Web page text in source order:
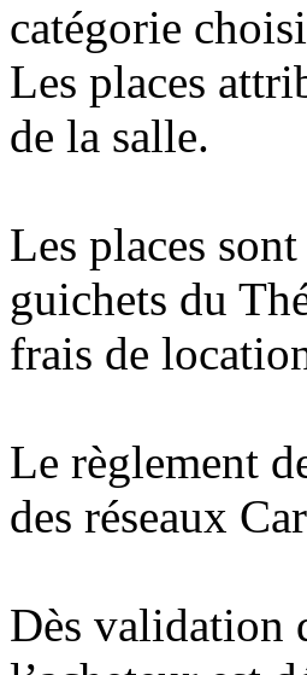
catégorie
Les places
de la salle.
Les places
guichets du
frais de
Le règlement
des réseaux
Dès validation